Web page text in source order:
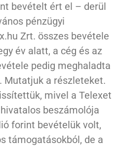
bevételt ért el – derül
pénzügyi
Zrt. összes bevétele
év alatt, a cég és az
pedig meghaladta
Mutatjuk a részleteket.
mivel a Telexet
beszámolója
forint bevételük volt,
támogatásokból, de a